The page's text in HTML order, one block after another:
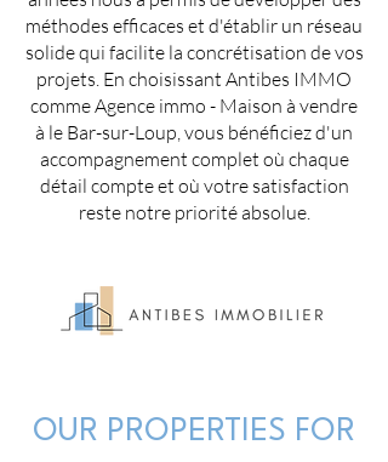
méthodes efficaces et d'établir un réseau
solide qui facilite la concrétisation de vos
projets. En choisissant Antibes IMMO
comme Agence immo - Maison à vendre
à le Bar-sur-Loup, vous bénéficiez d'un
accompagnement complet où chaque
détail compte et où votre satisfaction
reste notre priorité absolue.
OUR PROPERTIES FOR